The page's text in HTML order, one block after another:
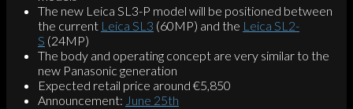
The new Leica SL3-P model will be positioned between
the current Leica SL3 (60MP) and the Leica SL2-
S (24MP)
The body and operating concept are very similar to the
new Panasonic generation
Expected retail price around €5,850
Announcement: June 25th